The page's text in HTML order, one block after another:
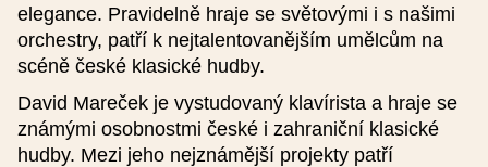
elegance. Pravidelně hraje se světovými i s našimi
orchestry, patří k nejtalentovanějším umělcům na
scéně české klasické hudby.
David Mareček je vystudovaný klavírista a hraje se
známými osobnostmi české i zahraniční klasické
hudby. Mezi jeho nejznámější projekty patří
Město
PSČ